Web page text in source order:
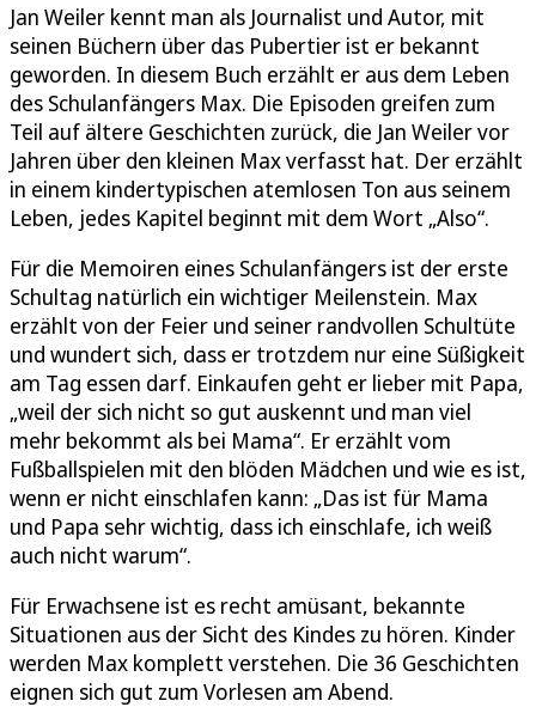
Jan Weiler kennt man als Journalist und Autor, mit
seinen Büchern über das Pubertier ist er bekannt
geworden. In diesem Buch erzählt er aus dem Leben
des Schulanfängers Max. Die Episoden greifen zum
Teil auf ältere Geschichten zurück, die Jan Weiler vor
Jahren über den kleinen Max verfasst hat. Der erzählt
in einem kindertypischen atemlosen Ton aus seinem
Leben, jedes Kapitel beginnt mit dem Wort „Also“.
Für die Memoiren eines Schulanfängers ist der erste
Schultag natürlich ein wichtiger Meilenstein. Max
erzählt von der Feier und seiner randvollen Schultüte
und wundert sich, dass er trotzdem nur eine Süßigkeit
am Tag essen darf. Einkaufen geht er lieber mit Papa,
„weil der sich nicht so gut auskennt und man viel
mehr bekommt als bei Mama“. Er erzählt vom
Fußballspielen mit den blöden Mädchen und wie es ist,
wenn er nicht einschlafen kann: „Das ist für Mama
und Papa sehr wichtig, dass ich einschlafe, ich weiß
auch nicht warum“.
Für Erwachsene ist es recht amüsant, bekannte
Situationen aus der Sicht des Kindes zu hören. Kinder
werden Max komplett verstehen. Die 36 Geschichten
eignen sich gut zum Vorlesen am Abend.